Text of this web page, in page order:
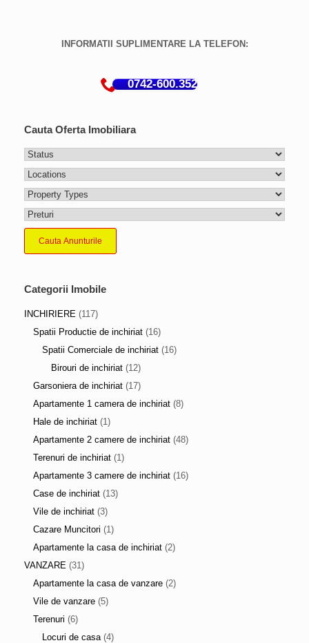
INFORMATII SUPLIMENTARE LA TELEFON:
0742-600.352
Cauta Oferta Imobiliara
Cauta Anunturile
Categorii Imobile
INCHIRIERE (117)
Spatii Productie de inchiriat (16)
Spatii Comerciale de inchiriat (16)
Birouri de inchiriat (12)
Garsoniera de inchiriat (17)
Apartamente 1 camera de inchiriat (8)
Hale de inchiriat (1)
Apartamente 2 camere de inchiriat (48)
Terenuri de inchiriat (1)
Apartamente 3 camere de inchiriat (16)
Case de inchiriat (13)
Vile de inchiriat (3)
Cazare Muncitori (1)
Apartamente la casa de inchiriat (2)
VANZARE (31)
Apartamente la casa de vanzare (2)
Vile de vanzare (5)
Terenuri (6)
Locuri de casa (4)